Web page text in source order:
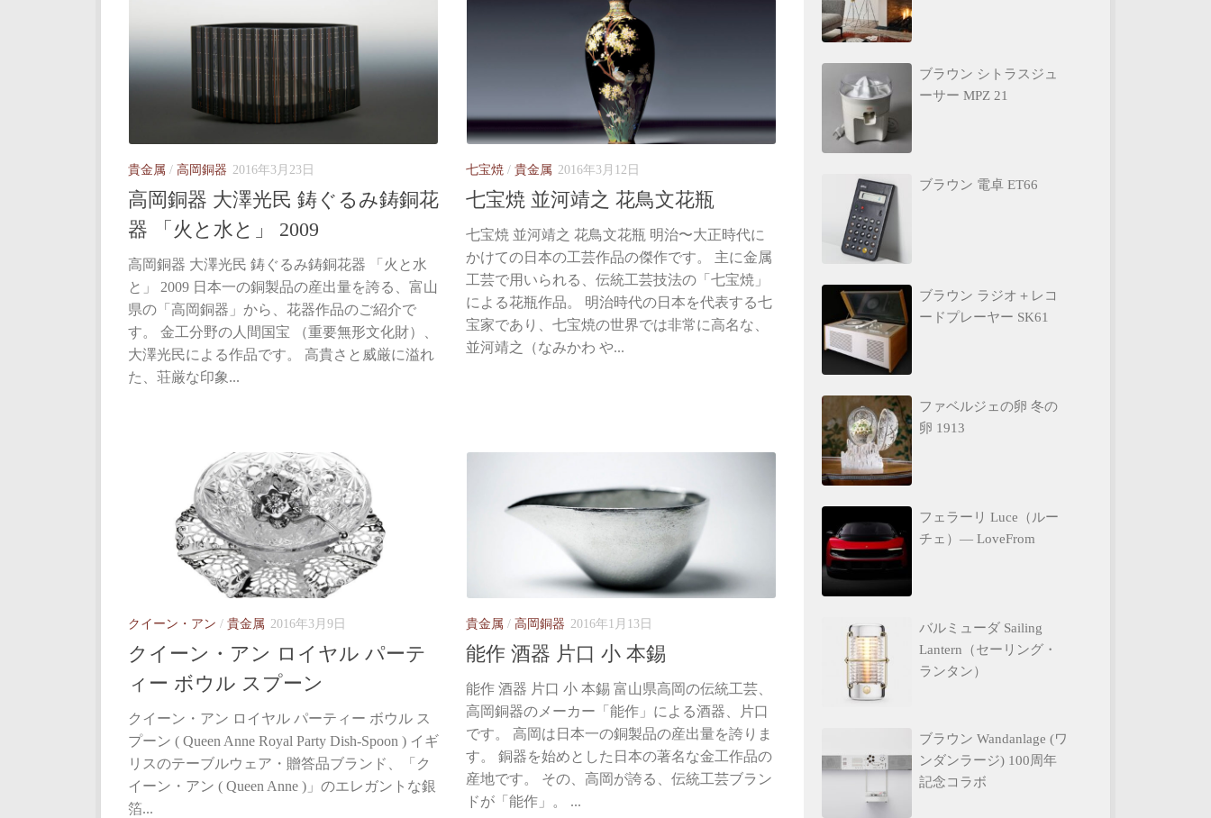
貴金属 / 高岡銅器 2016年3月23日
高岡銅器 大澤光民 鋳ぐるみ鋳銅花
器 「火と水と」 2009
高岡銅器 大澤光民 鋳ぐるみ鋳銅花器 「火と水
と」 2009 日本一の銅製品の産出量を誇る、富山
県の「高岡銅器」から、花器作品のご紹介で
す。 金工分野の人間国宝 （重要無形文化財）、
大澤光民による作品です。 高貴さと威厳に溢れ
た、荘厳な印象...
七宝焼 / 貴金属 2016年3月12日
七宝焼 並河靖之 花鳥文花瓶
七宝焼 並河靖之 花鳥文花瓶 明治〜大正時代に
かけての日本の工芸作品の傑作です。 主に金属
工芸で用いられる、伝統工芸技法の「七宝焼」
による花瓶作品。 明治時代の日本を代表する七
宝家であり、七宝焼の世界では非常に高名な、
並河靖之（なみかわ や...
クイーン・アン / 貴金属 2016年3月9日
クイーン・アン ロイヤル パーテ
ィー ボウル スプーン
クイーン・アン ロイヤル パーティー ボウル ス
プーン ( Queen Anne Royal Party Dish-Spoon ) イギ
リスのテーブルウェア・贈答品ブランド、「ク
イーン・アン ( Queen Anne )」のエレガントな銀
箔...
貴金属 / 高岡銅器 2016年1月13日
能作 酒器 片口 小 本錫
能作 酒器 片口 小 本錫 富山県高岡の伝統工芸、
高岡銅器のメーカー「能作」による酒器、片口
です。 高岡は日本一の銅製品の産出量を誇りま
す。 銅器を始めとした日本の著名な金工作品の
産地です。 その、高岡が誇る、伝統工芸ブラン
ドが「能作」。 ...
ブラウン シトラスジュ
ーサー MPZ 21
ブラウン 電卓 ET66
ブラウン ラジオ＋レコ
ードプレーヤー SK61
ファベルジェの卵 冬の
卵 1913
フェラーリ Luce（ルー
チェ）— LoveFrom
バルミューダ Sailing
Lantern（セーリング・
ランタン）
ブラウン Wandanlage (ワ
ンダンラージ) 100周年
記念コラボ